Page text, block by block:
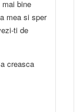
bine
mea si sper
ti de
creasca